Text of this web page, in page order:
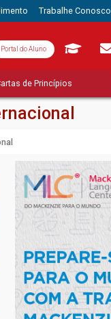
Trabalhe Conosco
Portal do Aluno
de Princípios